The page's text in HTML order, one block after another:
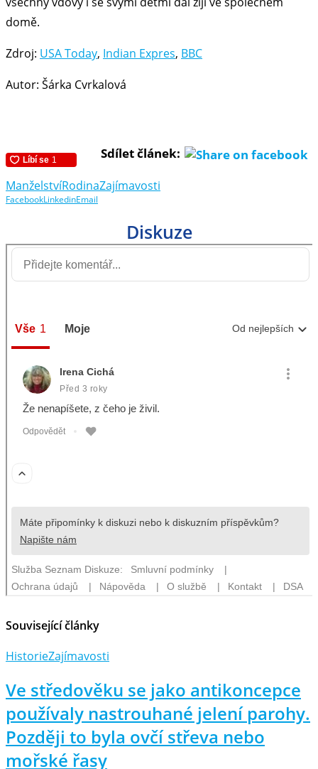
domě.
Zdroj: USA Today, Indian Expres, BBC
Autor: Šárka Cvrkalová
Sdílet článek:
ManželstvíRodinaZajímavosti
FacebookLinkedinEmail
Diskuze
Související články
HistorieZajímavosti
Ve středověku se jako antikoncepce
používaly nastrouhané jelení parohy.
Později to byla ovčí střeva nebo
mořské řasy